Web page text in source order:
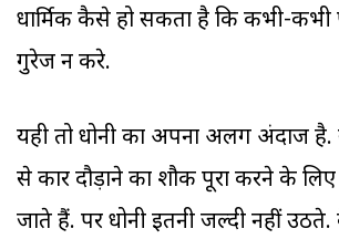
धार्मिक कैसे हो सकता है कि कभी-
गुरेज न करे.
यही तो धोनी का अपना अलग अंदाज है.
से कार दौड़ाने का शौक पूरा करने के
जाते हैं. पर धोनी इतनी जल्दी नहीं उठते.